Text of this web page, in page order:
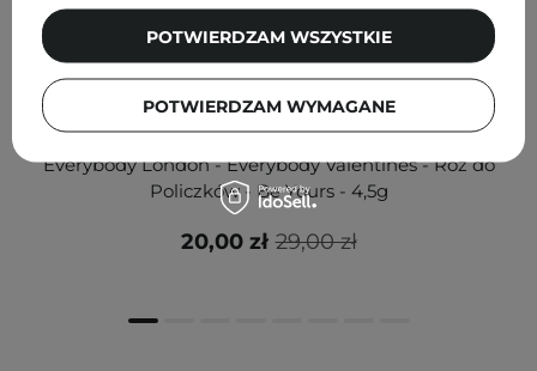
PROMOCJA
Everybody London - Everybody Valentines - Róż do
Policzków - Be Yours - 4,5g
29,00 zł
20,00 zł
POTWIERDZAM WYMAGANE
POTWIERDZAM WSZYSTKIE